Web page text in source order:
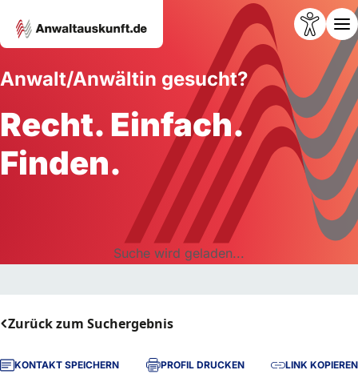
Anwalt/Anwältin gesucht?
Recht. Einfach.
Finden.
Suche wird geladen...
Zurück zum Suchergebnis
KONTAKT SPEICHERN PROFIL DRUCKEN LINK KOPIEREN